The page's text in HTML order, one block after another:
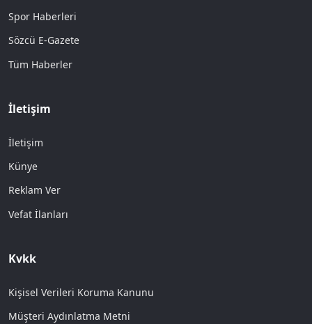
Spor Haberleri
Sözcü E-Gazete
Tüm Haberler
İletişim
İletişim
Künye
Reklam Ver
Vefat İlanları
Kvkk
Kişisel Verileri Koruma Kanunu
Müşteri Aydınlatma Metni